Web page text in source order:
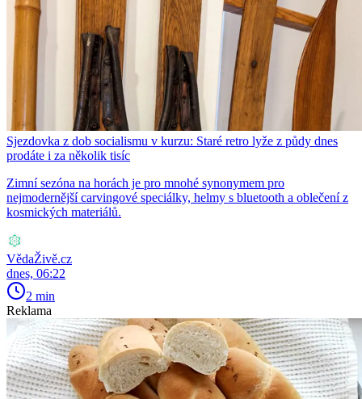
Sjezdovka z dob socialismu v kurzu: Staré retro lyže z půdy dnes
prodáte i za několik tisíc
Zimní sezóna na horách je pro mnohé synonymem pro
nejmodernější carvingové speciálky, helmy s bluetooth a oblečení z
kosmických materiálů.
VědaŽivě.cz
dnes, 06:22
2 min
Reklama